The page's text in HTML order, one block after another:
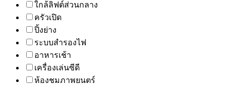
ใกล้ลิฟต์ส่วนกลาง
ครัวเปิด
ปิ้งย่าง
ระบบสำรองไฟ
อาหารเช้า
เครื่องเล่นซีดี
ห้องชมภาพยนตร์